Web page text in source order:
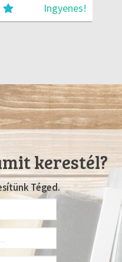
Ingyenes!
kerestél?
Téged.